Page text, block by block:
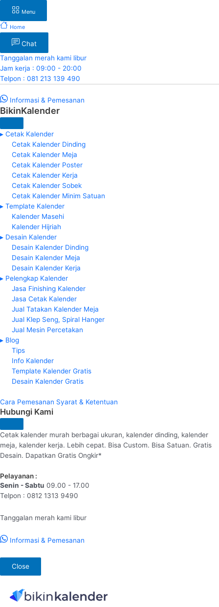
Menu
Home
Chat
Tanggalan merah kami libur
Jam kerja : 09:00 - 20:00
Telpon : 081 213 139 490
Informasi & Pemesanan
BikinKalender
▸ Cetak Kalender
Cetak Kalender Dinding
Cetak Kalender Meja
Cetak Kalender Poster
Cetak Kalender Kerja
Cetak Kalender Sobek
Cetak Kalender Minim Satuan
▸ Template Kalender
Kalender Masehi
Kalender Hijriah
▸ Desain Kalender
Desain Kalender Dinding
Desain Kalender Meja
Desain Kalender Kerja
▸ Pelengkap Kalender
Jasa Finishing Kalender
Jasa Cetak Kalender
Jual Tatakan Kalender Meja
Jual Klep Seng, Spiral Hanger
Jual Mesin Percetakan
▸ Blog
Tips
Info Kalender
Template Kalender Gratis
Desain Kalender Gratis
Cara Pemesanan Syarat & Ketentuan
Hubungi Kami
Cetak kalender murah berbagai ukuran, kalender dinding, kalender
meja, kalender kerja. Lebih cepat. Bisa Custom. Bisa Satuan. Gratis
Desain. Dapatkan Gratis Ongkir*
Pelayanan :
Senin - Sabtu 09.00 - 17.00
Telpon : 0812 1313 9490
Tanggalan merah kami libur
Informasi & Pemesanan
Close
konten